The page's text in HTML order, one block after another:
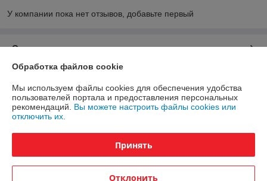
У компании пока нет отзывов, добавьте первый
О нас
Доставка и оплата
График работы
Полная версия сайта
Обработка файлов cookie
Мы используем файлы cookies для обеспечения удобства
пользователей портала и предоставления персональных
рекомендаций. Вы можете настроить файлы cookies или
отключить их.
Принять
Отклонить